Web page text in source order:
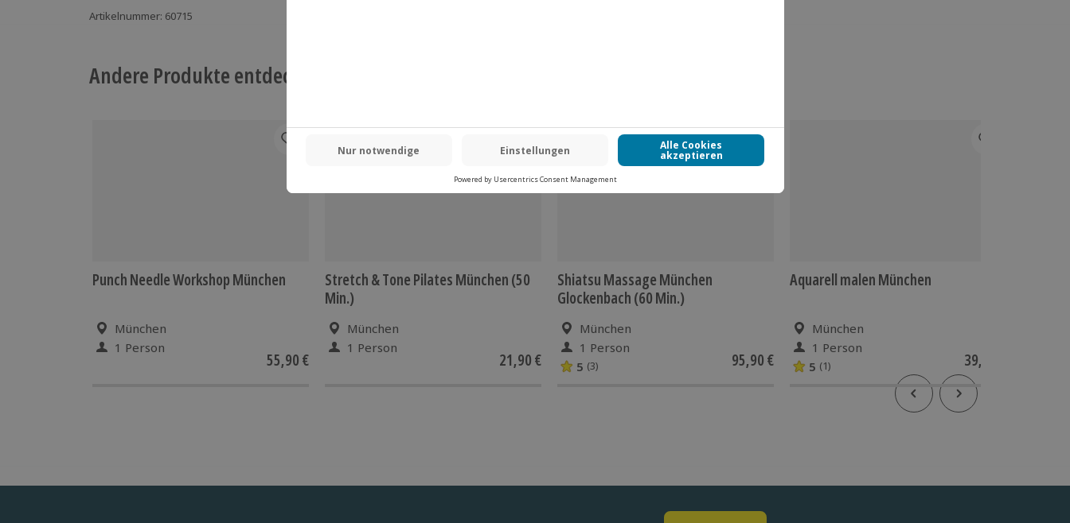
Artikelnummer: 60715
Andere Produkte entdecken
Punch Needle Workshop München
München
1 Person
55,90 €
Stretch & Tone Pilates München (50
Min.)
München
1 Person
21,90 €
-15% CLUB DEAL
Shiatsu Massage München
Glockenbach (60 Min.)
München
1 Person
5 (3) 95,90 €
Aquarell malen München
München
1 Person
5 (1) 39,90 €